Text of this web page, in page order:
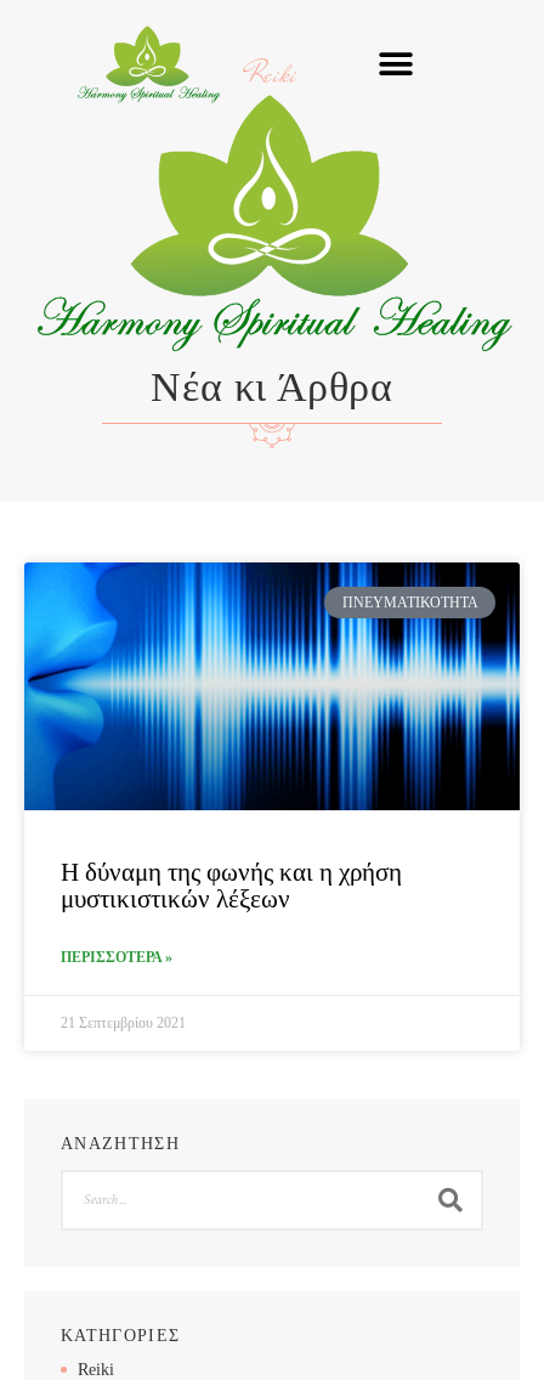
Reiki
Νέα κι Άρθρα
ΠΝΕΥΜΑΤΙΚΌΤΗΤΑ
Η δύναμη της φωνής και η χρήση
μυστικιστικών λέξεων
ΠΕΡΙΣΣΟΤΕΡΑ »
21 Σεπτεμβρίου 2021
ΑΝΑΖΗΤΗΣΗ
ΚΑΤΗΓΟΡΙΕΣ
Reiki